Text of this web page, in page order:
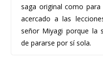
saga original como
acercado a las
señor Miyagi porque la
de pararse por sí sola.